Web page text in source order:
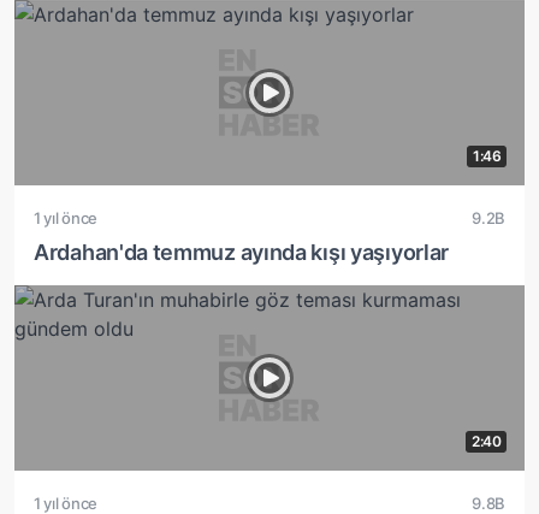
1:46
1 yıl önce 9.2B
Ardahan'da temmuz ayında kışı yaşıyorlar
2:40
1 yıl önce 9.8B